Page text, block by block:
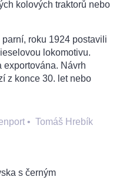
kolových traktorů nebo
roku 1924 postavili
lokomotivu.
exportována. Návrh
z konce 30. let nebo
• Tomáš Hrebík
s černým